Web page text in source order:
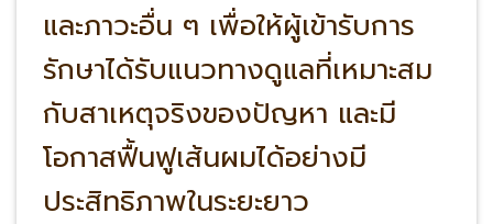
และภาวะอื่น ๆ เพื่อให้ผู้เข้ารับการ
รักษาได้รับแนวทางดูแลที่เหมาะสม
กับสาเหตุจริงของปัญหา และมี
โอกาสฟื้นฟูเส้นผมได้อย่างมี
ประสิทธิภาพในระยะยาว